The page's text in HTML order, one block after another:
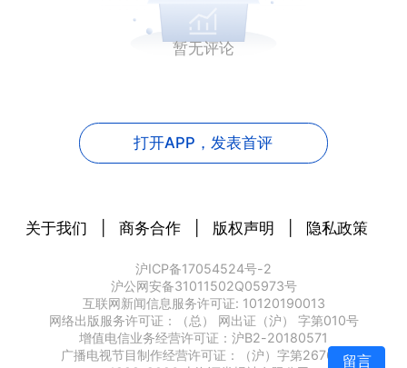
暂无评论
打开APP， 发表首评
留言
关于我们 商务合作 版权声明 隐私政策
沪ICP备17054524号-2
沪公网安备31011502Q05973号
互联网新闻信息服务许可证: 10120190013
网络出版服务许可证：（总） 网出证（沪） 字第010号
增值电信业务经营许可证：沪B2-20180571
广播电视节目制作经营许可证：（沪）字第2676号